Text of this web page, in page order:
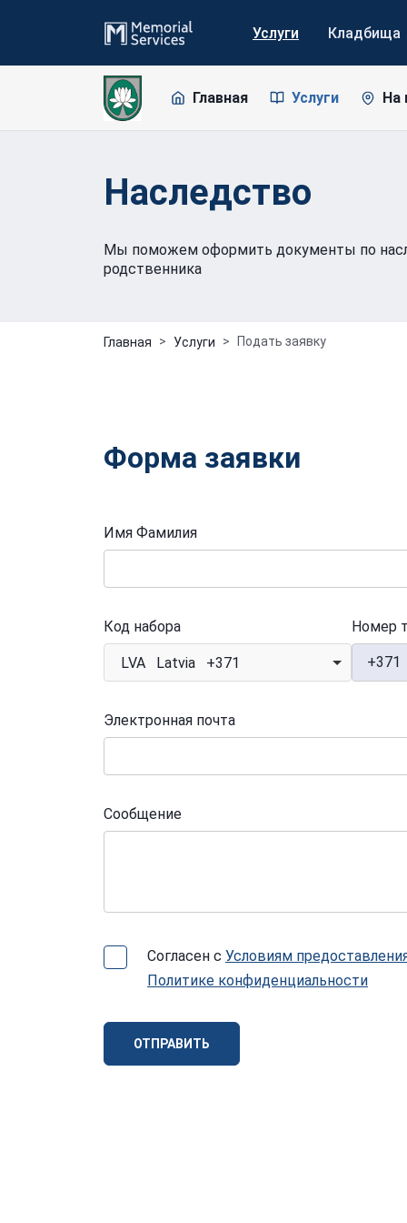
Услуги Кладбища
Главная Услуги На
Наследство
Мы поможем оформить документы по
родственника
Главная Услуги Подать заявку
Форма заявки
Имя Фамилия
Код набора
LVA Latvia +371
Номер
+371
Электронная почта
Сообщение
Согласен с Условиям
Политике конфиденциальности
ОТПРАВИТЬ